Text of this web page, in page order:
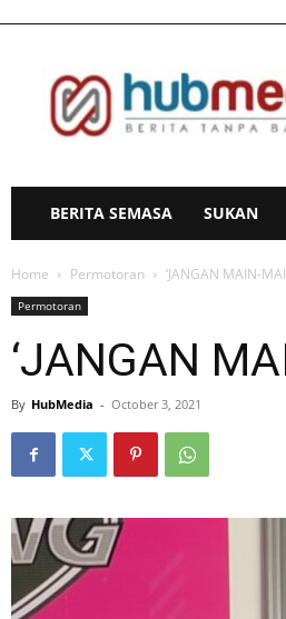
BERITA SEMASA SUKAN
Home Permotoran ‘JANGAN MAIN-
Permotoran
‘JANGAN
By HubMedia - October 3, 2021